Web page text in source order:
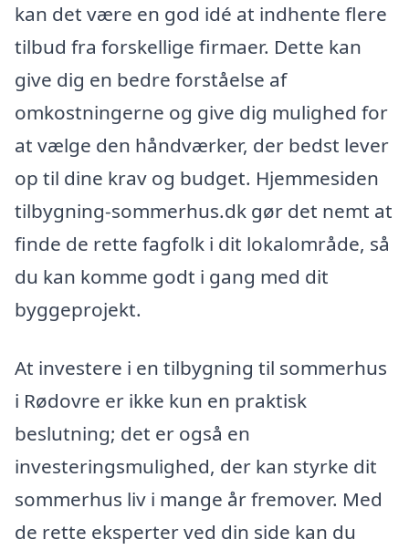
kan det være en god idé at indhente flere
tilbud fra forskellige firmaer. Dette kan
give dig en bedre forståelse af
omkostningerne og give dig mulighed for
at vælge den håndværker, der bedst lever
op til dine krav og budget. Hjemmesiden
tilbygning-sommerhus.dk gør det nemt at
finde de rette fagfolk i dit lokalområde, så
du kan komme godt i gang med dit
byggeprojekt.
At investere i en tilbygning til sommerhus
i Rødovre er ikke kun en praktisk
beslutning; det er også en
investeringsmulighed, der kan styrke dit
sommerhus liv i mange år fremover. Med
de rette eksperter ved din side kan du